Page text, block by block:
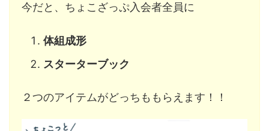
今だと、ちょこざっぷ入会者全員に
体組成形
スターターブック
２つのアイテムがどっちももらえます！！